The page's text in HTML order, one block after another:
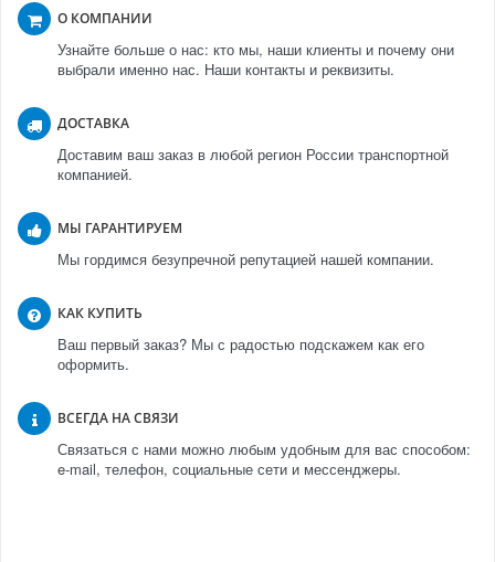
О КОМПАНИИ
Узнайте больше о нас: кто мы, наши клиенты и почему они
выбрали именно нас. Наши контакты и реквизиты.
ДОСТАВКА
Доставим ваш заказ в любой регион России транспортной
компанией.
МЫ ГАРАНТИРУЕМ
Мы гордимся безупречной репутацией нашей компании.
КАК КУПИТЬ
Ваш первый заказ? Мы с радостью подскажем как его
оформить.
ВСЕГДА НА СВЯЗИ
Связаться с нами можно любым удобным для вас способом:
e-mail, телефон, социальные сети и мессенджеры.